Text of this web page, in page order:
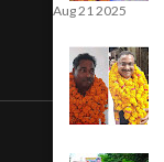
Aug 21 2025